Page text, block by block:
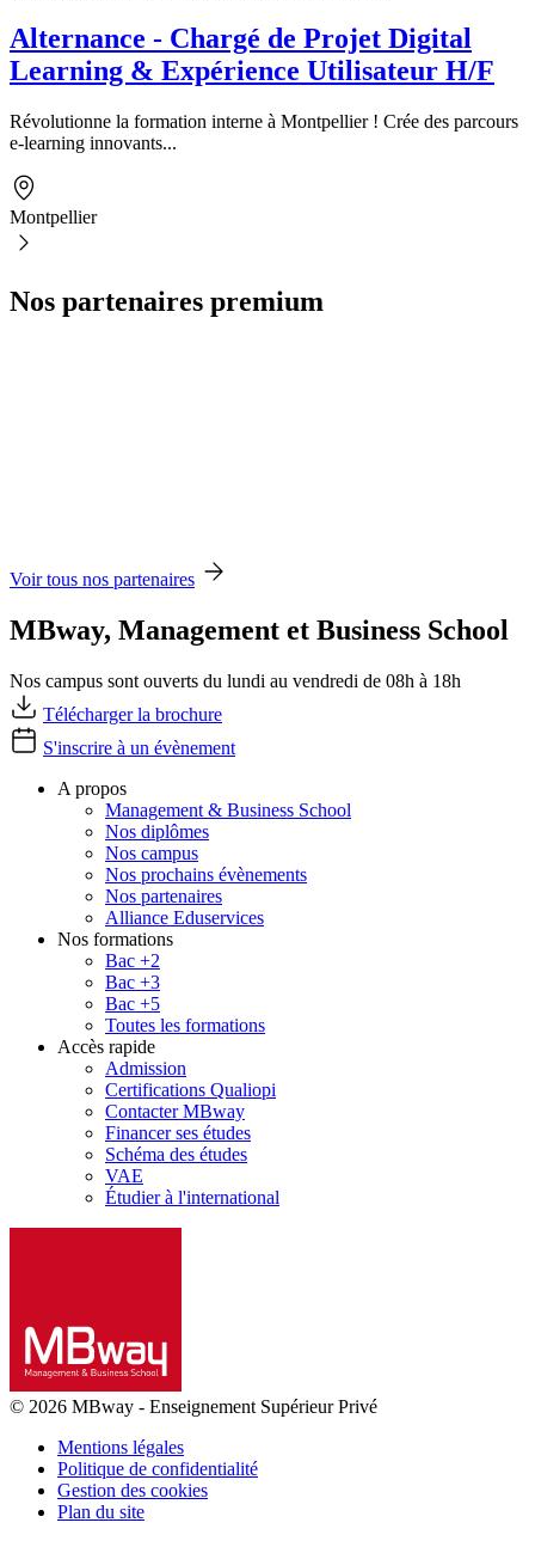
Alternance - Chargé de Projet Digital
Learning & Expérience Utilisateur H/F
Révolutionne la formation interne à Montpellier ! Crée des parcours
e-learning innovants...
Montpellier
Nos partenaires premium
Voir tous nos partenaires
MBway, Management et Business School
Nos campus sont ouverts du lundi au vendredi de 08h à 18h
Télécharger la brochure
S'inscrire à un évènement
A propos
Management & Business School
Nos diplômes
Nos campus
Nos prochains évènements
Nos partenaires
Alliance Eduservices
Nos formations
Bac +2
Bac +3
Bac +5
Toutes les formations
Accès rapide
Admission
Certifications Qualiopi
Contacter MBway
Financer ses études
Schéma des études
VAE
Étudier à l'international
© 2026 MBway - Enseignement Supérieur Privé
Mentions légales
Politique de confidentialité
Gestion des cookies
Plan du site